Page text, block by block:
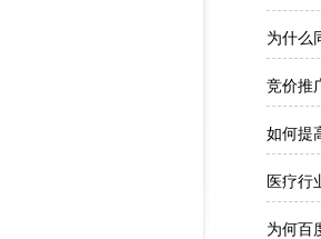
为什么
竞价推
如何提
医疗行
为何百